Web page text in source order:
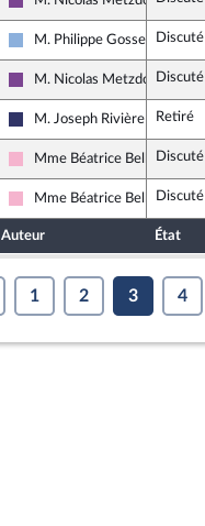
Ensemble pour la République
Droite Républicaine
M. Philippe GosselinDiscuté
Ensemble pour la République
M. Nicolas MetzdorfDiscuté
Rassemblement National
M. Joseph Rivière Retiré
Socialistes et apparentés
Mme Béatrice BellayDiscuté
Socialistes et apparentés
Mme Béatrice BellayDiscuté
Auteur État
1 2 3 4